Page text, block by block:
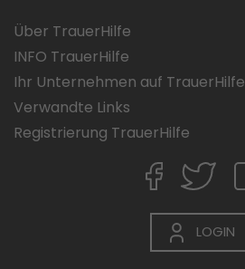
Über TrauerHilfe
INFO TrauerHilfe
Ihr Unternehmen auf TrauerHilfe
Verwandte Links
Registrierung TrauerHilfe
LOGIN